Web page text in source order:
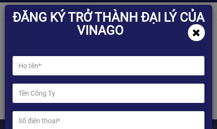
ĐĂNG KÝ TRỞ THÀNH ĐẠI LÝ CỦA
VINAGO